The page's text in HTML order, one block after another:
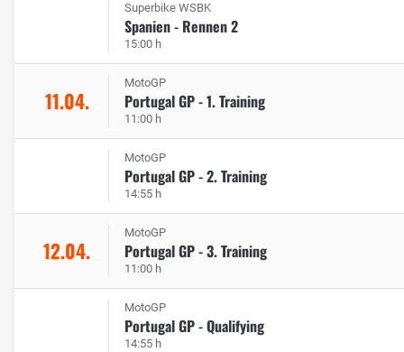
Superbike WSBK
Spanien - Rennen 2
15:00 h
11.04.
MotoGP
Portugal GP - 1. Training
11:00 h
MotoGP
Portugal GP - 2. Training
14:55 h
12.04.
MotoGP
Portugal GP - 3. Training
11:00 h
MotoGP
Portugal GP - Qualifying
14:55 h